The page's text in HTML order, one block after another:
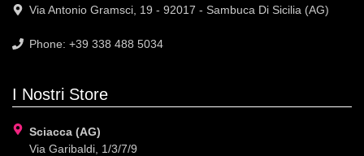
Via Antonio Gramsci, 19 - 92017 - Sambuca Di Sicilia (AG)
Phone: +39 338 488 5034
I Nostri Store
Sciacca (AG)
Via Garibaldi, 1/3/7/9